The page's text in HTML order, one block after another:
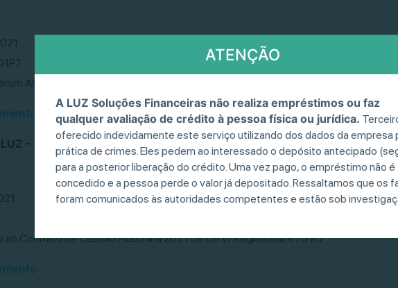
ATENÇÃO
A LUZ Soluções Financeiras não realiza empréstimos ou faz
qualquer avaliação de crédito à pessoa física ou jurídica.
oferecido indevidamente este serviço utilizando dos dados da empresa
prática de crimes. Eles pedem ao interessado o depósito antecipado
para a posterior liberação do crédito. Uma vez pago, o empréstimo não é
concedido e a pessoa perde o valor já depositado. Ressaltamos que os
foram comunicados às autoridades competentes e estão sob
AGT 25.10.21 2021.10.04
– Eventos Títulos de Crédito’ – 01/10/21
ao Contrato de Cessão Fiduciária 2021.09.09 vf Registrada RTD RJ